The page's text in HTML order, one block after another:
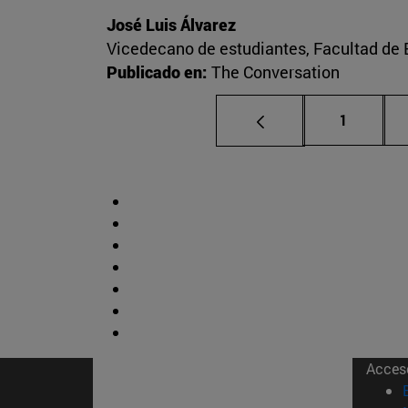
José Luis Álvarez
Vicedecano de estudiantes, Facultad de
Publicado en: The Conversation
Página
1